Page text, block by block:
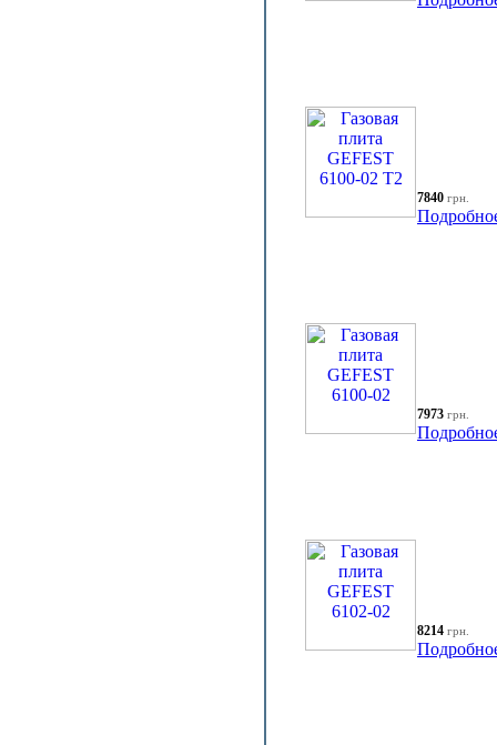
7840 грн.
7973 грн.
8214 грн.